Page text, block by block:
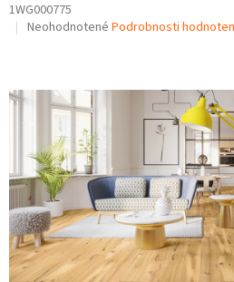
1WG000775
Priemerné
0,0
hviezdičiek.
Neohodnotené Podrobnosti